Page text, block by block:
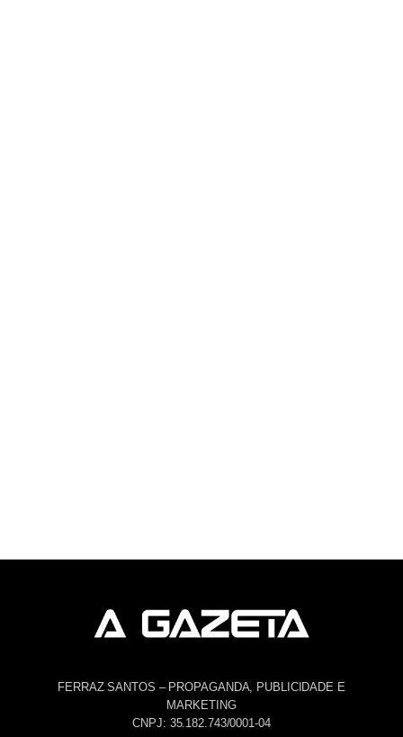
FERRAZ SANTOS – PROPAGANDA, PUBLICIDADE E
MARKETING
CNPJ: 35.182.743/0001-04